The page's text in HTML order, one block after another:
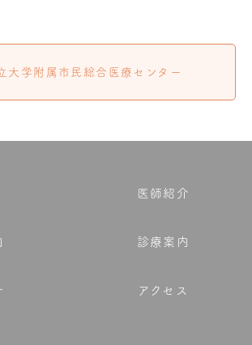
大学附属市民総合医療センター
医師紹介
診療案内
アクセス